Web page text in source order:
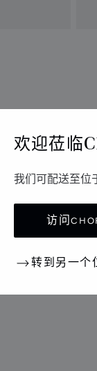
欢迎莅临
我们可配送至位
访问
转到另一个